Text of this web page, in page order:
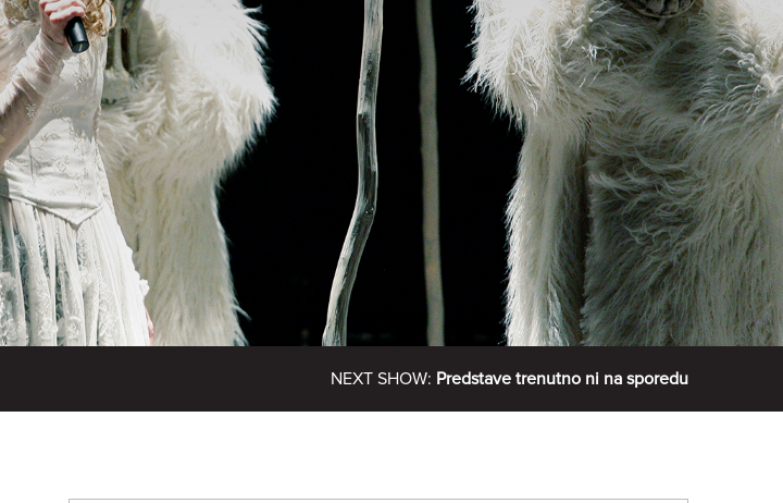
NEXT SHOW: Predstave trenutno ni na sporedu